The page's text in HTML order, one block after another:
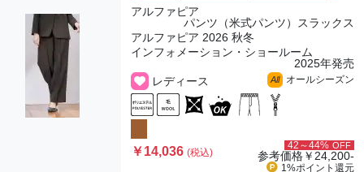
アルファピア
パンツ（米式パンツ）スラックス
アルファピア 2026 秋冬
インフォメーション・ショールーム
2025年発売
レディース
All オールシーズン
￥14,036(税込)
42～44% OFF
参考価格￥24,200-
1%ポイント 還元